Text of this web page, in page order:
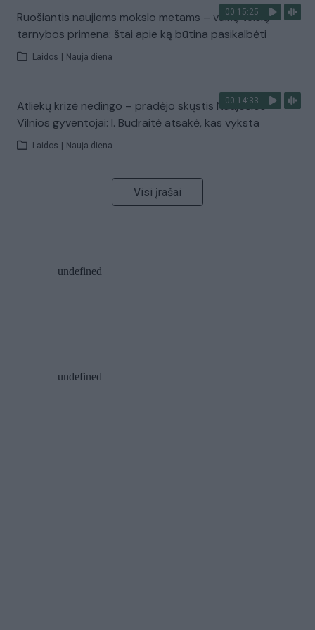
00:15:25
Ruošiantis naujiems mokslo metams – vaikų teisių
tarnybos primena: štai apie ką būtina pasikalbėti
Laidos Nauja diena
00:14:33
Atliekų krizė nedingo – pradėjo skųstis Naujosios
Vilnios gyventojai: I. Budraitė atsakė, kas vyksta
Laidos Nauja diena
Visi įrašai